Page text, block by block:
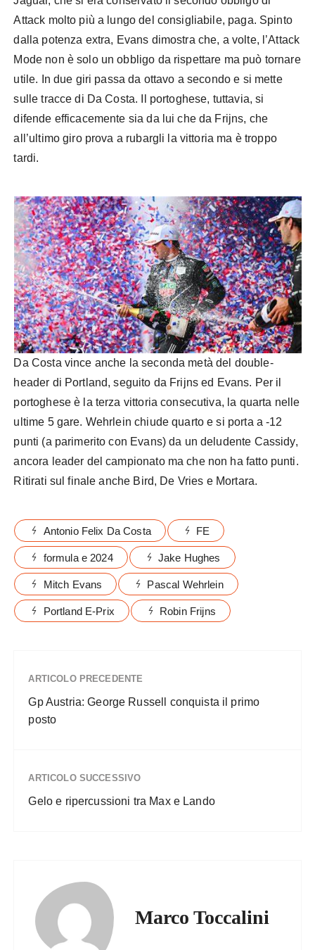
Attack molto più a lungo del consigliabile, paga. Spinto
dalla potenza extra, Evans dimostra che, a volte, l’Attack
Mode non è solo un obbligo da rispettare ma può tornare
utile. In due giri passa da ottavo a secondo e si mette
sulle tracce di Da Costa. Il portoghese, tuttavia, si
difende efficacemente sia da lui che da Frijns, che
all’ultimo giro prova a rubargli la vittoria ma è troppo
tardi.
Da Costa vince anche la seconda metà del double-
header di Portland, seguito da Frijns ed Evans. Per il
portoghese è la terza vittoria consecutiva, la quarta nelle
ultime 5 gare. Wehrlein chiude quarto e si porta a -12
punti (a parimerito con Evans) da un deludente Cassidy,
ancora leader del campionato ma che non ha fatto punti.
Ritirati sul finale anche Bird, De Vries e Mortara.
Antonio Felix Da Costa FE
formula e 2024 Jake Hughes
Mitch Evans Pascal Wehrlein
Portland E-Prix Robin Frijns
ARTICOLO PRECEDENTE
Gp Austria: George Russell conquista il primo
posto
ARTICOLO SUCCESSIVO
Gelo e ripercussioni tra Max e Lando
Marco Toccalini